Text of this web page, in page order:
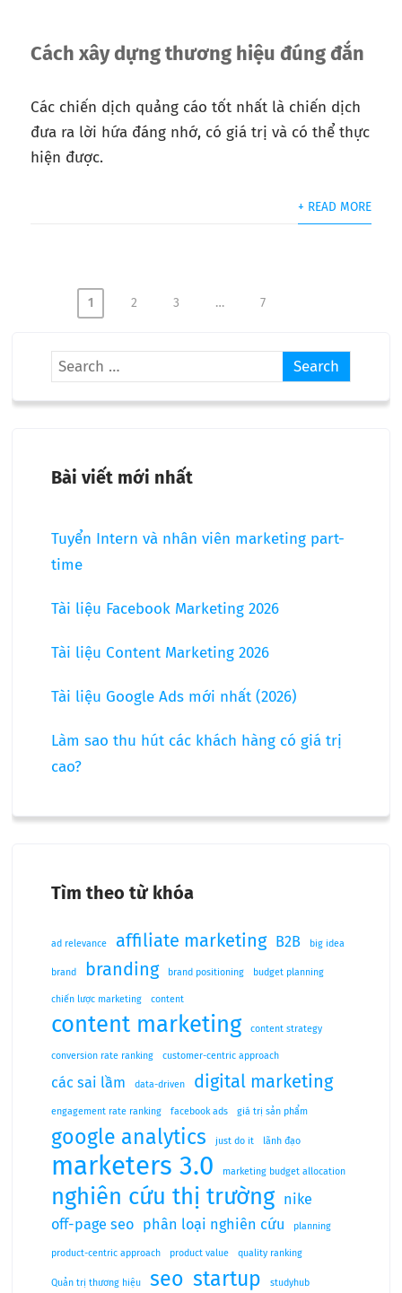
Cách xây dựng thương hiệu đúng đắn
Các chiến dịch quảng cáo tốt nhất là chiến dịch
đưa ra lời hứa đáng nhớ, có giá trị và có thể thực
hiện được.
+ READ MORE
1 2 3 … 7
Bài viết mới nhất
Tuyển Intern và nhân viên marketing part-
time
Tài liệu Facebook Marketing 2026
Tài liệu Content Marketing 2026
Tài liệu Google Ads mới nhất (2026)
Làm sao thu hút các khách hàng có giá trị
cao?
Tìm theo từ khóa
ad relevance affiliate marketing B2B big idea
brand branding brand positioning budget planning
chiến lược marketing content
content marketing content strategy
conversion rate ranking customer-centric approach
các sai lầm data-driven digital marketing
engagement rate ranking facebook ads giá trị sản phẩm
google analytics just do it lãnh đạo
marketers 3.0 marketing budget allocation
nghiên cứu thị trường
nike
off-page seo
phân loại nghiên cứu planning
product-centric approach product value quality ranking
Quản trị thương hiệu seo startup studyhub